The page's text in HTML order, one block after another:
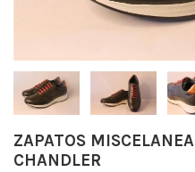
ZAPATOS MISCELANEA
CHANDLER